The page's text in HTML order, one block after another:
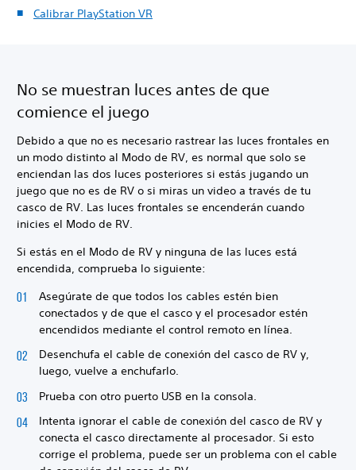
Calibrar PlayStation VR
No se muestran luces antes de que
comience el juego
Debido a que no es necesario rastrear las luces frontales en
un modo distinto al Modo de RV, es normal que solo se
enciendan las dos luces posteriores si estás jugando un
juego que no es de RV o si miras un video a través de tu
casco de RV. Las luces frontales se encenderán cuando
inicies el Modo de RV.
Si estás en el Modo de RV y ninguna de las luces está
encendida, comprueba lo siguiente:
Asegúrate de que todos los cables estén bien
conectados y de que el casco y el procesador estén
encendidos mediante el control remoto en línea.
Desenchufa el cable de conexión del casco de RV y,
luego, vuelve a enchufarlo.
Prueba con otro puerto USB en la consola.
Intenta ignorar el cable de conexión del casco de RV y
conecta el casco directamente al procesador. Si esto
corrige el problema, puede ser un problema con el cable